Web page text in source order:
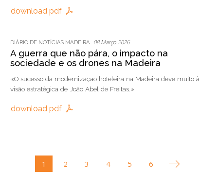
download pdf
DIÁRIO DE NOTÍCIAS MADEIRA 08 Março 2026
A guerra que não pára, o impacto na
sociedade e os drones na Madeira
«O sucesso da modernização hoteleira na Madeira deve muito à
visão estratégica de João Abel de Freitas.»
download pdf
1 2 3 4 5 6